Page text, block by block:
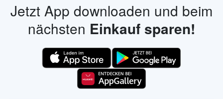
Jetzt App downloaden und beim
nächsten Einkauf sparen!